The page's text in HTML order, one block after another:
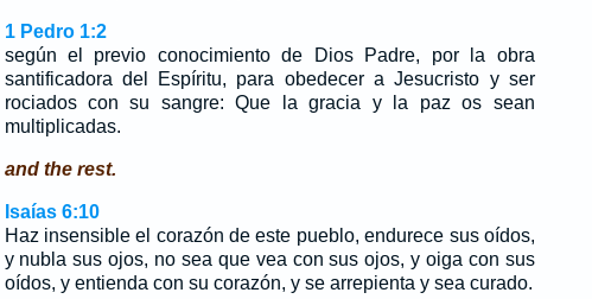
1 Pedro 1:2
según el previo conocimiento de Dios Padre, por la obra
santificadora del Espíritu, para obedecer a Jesucristo y ser
rociados con su sangre: Que la gracia y la paz os sean
multiplicadas.
and the rest.
Isaías 6:10
Haz insensible el corazón de este pueblo, endurece sus oídos,
y nubla sus ojos, no sea que vea con sus ojos, y oiga con sus
oídos, y entienda con su corazón, y se arrepienta y sea curado.